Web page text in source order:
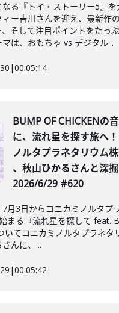
る『トイ・ストーリー5』
ー吉川さんを迎え、最新作
そして注目ポイントをたっ
は、おもちゃ vs デジタル...
|00:05:14
BUMP OF CHICKENの
に、流れ星を探す旅へ
ノルタプラネタリウム
、秋山ひかるさんと深掘
2026/6/29 #620
月3日からコニカミノルタプ
まる『流れ星を探して feat.
いてコニカミノルタプラネタ
んに、...
|00:05:42